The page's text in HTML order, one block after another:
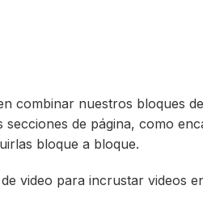
combinar nuestros bloques
de página, como
bloque a bloque.
video para incrustar videos